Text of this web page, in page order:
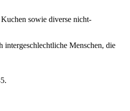
sowie diverse nicht-
intergeschlechtliche Menschen, die